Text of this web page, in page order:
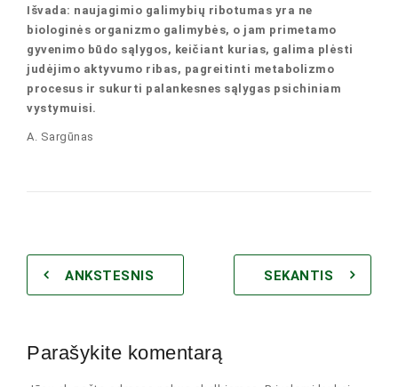
Išvada: naujagimio galimybių ribotumas yra ne
biologinės organizmo galimybės, o jam primetamo
gyvenimo būdo sąlygos, keičiant kurias, galima plėsti
judėjimo aktyvumo ribas, pagreitinti metabolizmo
procesus ir sukurti palankesnes sąlygas psichiniam
vystymuisi.
A. Sargūnas
ANKSTESNIS SEKANTIS
Parašykite komentarą